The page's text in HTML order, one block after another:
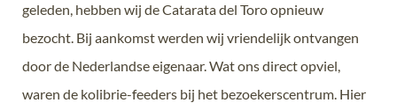
geleden, hebben wij de Catarata del Toro opnieuw
bezocht. Bij aankomst werden wij vriendelijk ontvangen
door de Nederlandse eigenaar. Wat ons direct opviel,
waren de kolibrie-feeders bij het bezoekerscentrum. Hier